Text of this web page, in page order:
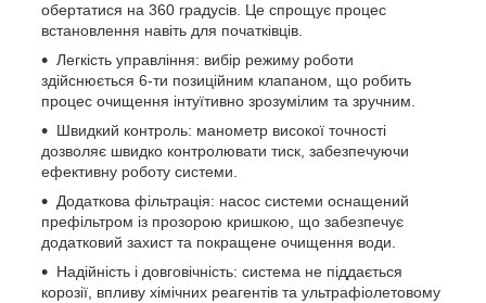
обертатися на 360 градусів. Це спрощує процес
встановлення навіть для початківців.
Легкість управління: вибір режиму роботи
здійснюється 6-ти позиційним клапаном, що робить
процес очищення інтуїтивно зрозумілим та зручним.
Швидкий контроль: манометр високої точності
дозволяє швидко контролювати тиск, забезпечуючи
ефективну роботу системи.
Додаткова фільтрація: насос системи оснащений
префільтром із прозорою кришкою, що забезпечує
додатковий захист та покращене очищення води.
Надійність і довговічність: система не піддається
корозії, впливу хімічних реагентів та ультрафіолетовому